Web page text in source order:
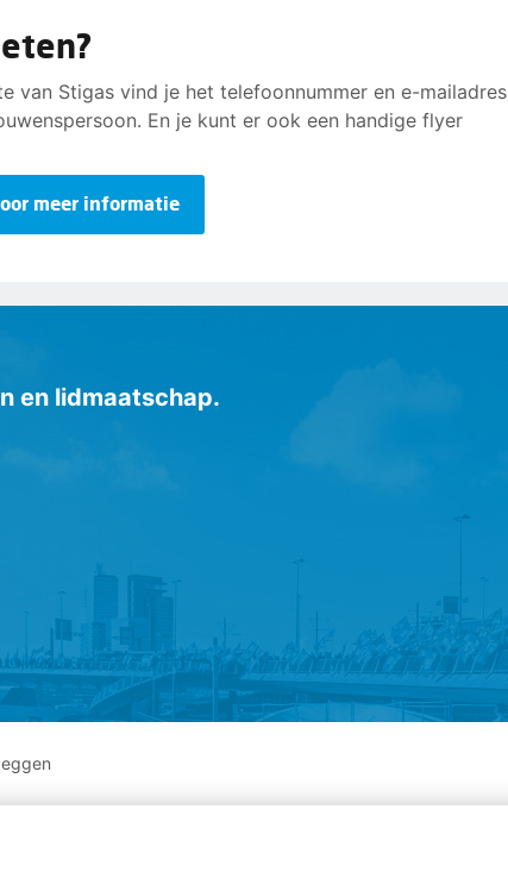
van Stigas vind je het telefoonnummer en e-mailadres
En je kunt er ook een handige flyer
meer informatie
en lidmaatschap.